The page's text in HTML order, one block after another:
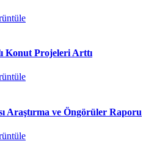
Konut Projeleri Arttı
Araştırma ve Öngörüler Raporu